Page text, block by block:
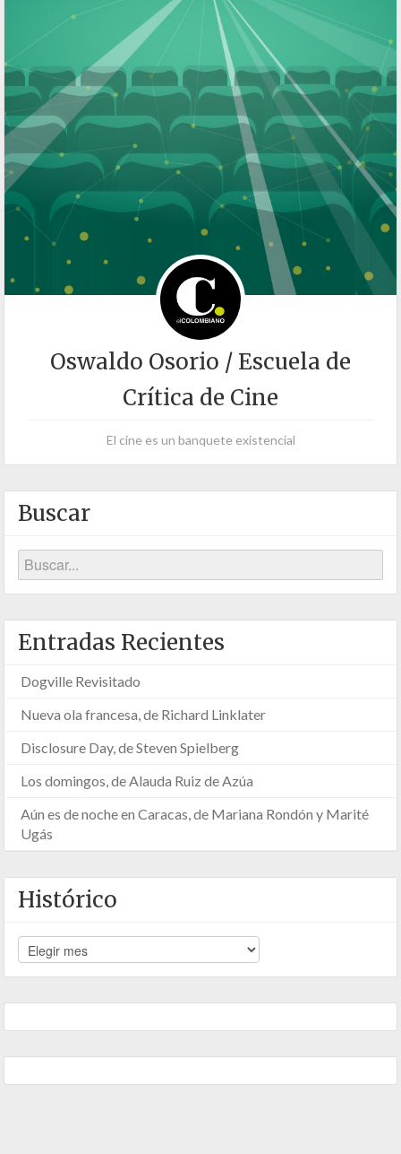
Oswaldo Osorio / Escuela de
Crítica de Cine
El cine es un banquete existencial
Buscar
Entradas Recientes
Dogville Revisitado
Nueva ola francesa, de Richard Linklater
Disclosure Day, de Steven Spielberg
Los domingos, de Alauda Ruiz de Azúa
Aún es de noche en Caracas, de Mariana Rondón y Marité
Ugás
Histórico